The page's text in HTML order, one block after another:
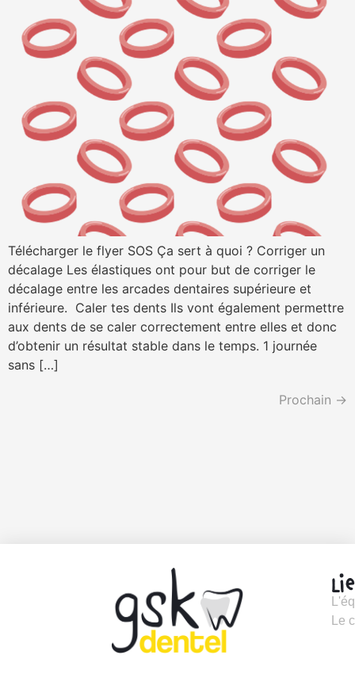
Télécharger le flyer SOS Ça sert à quoi ? Corriger un
décalage Les élastiques ont pour but de corriger le
décalage entre les arcades dentaires supérieure et
inférieure. Caler tes dents Ils vont également permettre
aux dents de se caler correctement entre elles et donc
d’obtenir un résultat stable dans le temps. 1 journée
sans […]
Prochain →
Le